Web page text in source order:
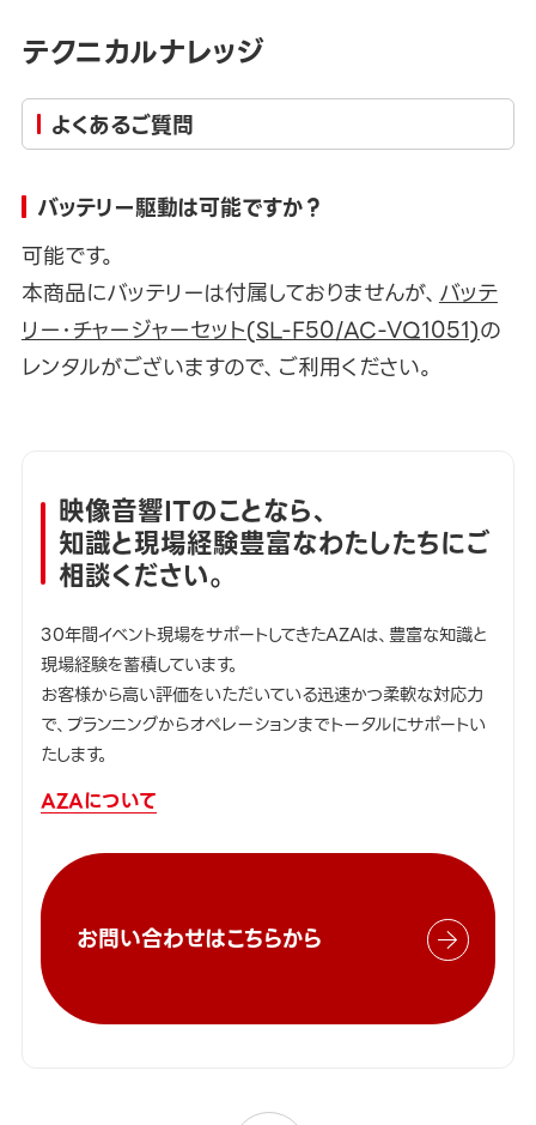
テクニカルナレッジ
よくあるご質問
バッテリー駆動は可能ですか？
可能です。
本商品にバッテリーは付属しておりませんが、 バッテ
リー･チャージャーセット(SL-F50/AC-VQ1051)の
レンタルがございますので、ご利用ください。
映像音響ITのことなら、
知識と現場経験豊富なわたしたちにご
相談ください。
30年間イベント現場をサポートしてきたAZAは、豊富な知識と
現場経験を蓄積しています。
お客様から高い評価をいただいている迅速かつ柔軟な対応力
で、プランニングからオペレーションまでトータルにサポートい
たします。
AZAについて
お問い合わせはこちらから